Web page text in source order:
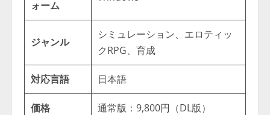
ォーム
ジャンル
シミュレーション、エロティッ
クRPG、育成
対応言語 日本語
価格 通常版：9,800円（DL版）